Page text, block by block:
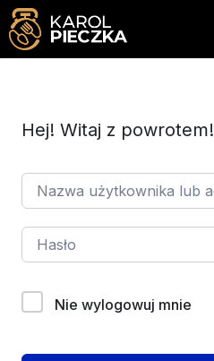
Hej! Witaj z powrotem!
Nie wylogowuj mnie